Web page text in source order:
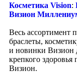
Косметика Vision:
Визион
Весь ассортимент
браслеты,
и новинки Визион
крепкого здоровья
Визион.